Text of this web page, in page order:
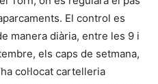
El control es
manera diària, entre les 9 i
els caps de setmana,
col·locat cartelleria